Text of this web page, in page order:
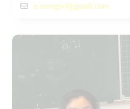
s.wongsri@gmail.com